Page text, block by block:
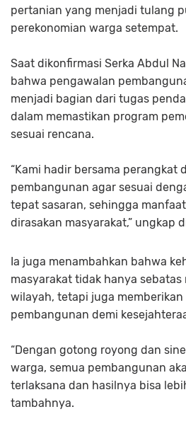
pertanian yang menjadi tulang
perekonomian warga setempat.
Saat dikonfirmasi Serka Abdul
bahwa pengawalan
menjadi bagian dari tugas
dalam memastikan program
sesuai rencana.
“Kami hadir bersama perangkat
pembangunan agar sesuai
tepat sasaran, sehingga
dirasakan masyarakat,” ungkap
Ia juga menambahkan bahwa
masyarakat tidak hanya sebatas
wilayah, tetapi juga
pembangunan demi
“Dengan gotong royong dan
warga, semua pembangunan
terlaksana dan hasilnya bisa
tambahnya.